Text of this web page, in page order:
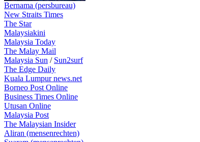
Bernama (persbureau)
New Straits Times
The Star
Malaysiakini
Malaysia Today
The Malay Mail
Malaysia Sun / Sun2surf
The Edge Daily
Kuala Lumpur news.net
Borneo Post Online
Business Times Online
Utusan Online
Malaysia Post
The Malaysian Insider
Aliran (mensenrechten)